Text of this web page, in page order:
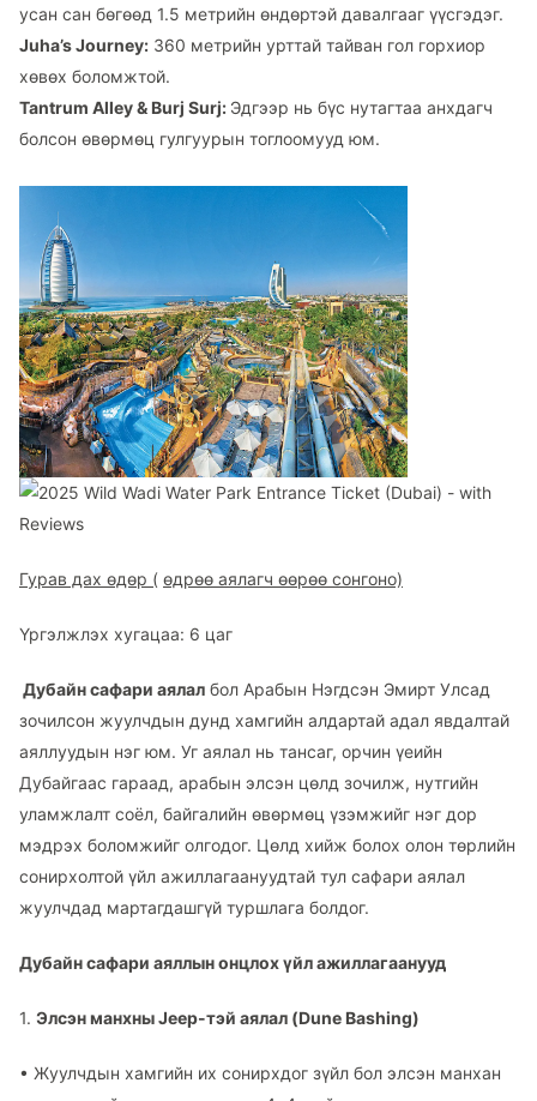
усан сан бөгөөд 1.5 метрийн өндөртэй давалгааг үүсгэдэг.
Juha’s Journey: 360 метрийн урттай тайван гол горхиор
хөвөх боломжтой.
Tantrum Alley & Burj Surj: Эдгээр нь бүс нутагтаа анхдагч
болсон өвөрмөц гулгуурын тоглоомууд юм.
Гурав дах өдөр ( өдрөө аялагч өөрөө сонгоно)
Үргэлжлэх хугацаа: 6 цаг
Дубайн сафари аялал бол Арабын Нэгдсэн Эмирт Улсад
зочилсон жуулчдын дунд хамгийн алдартай адал явдалтай
аяллуудын нэг юм. Уг аялал нь тансаг, орчин үеийн
Дубайгаас гараад, арабын элсэн цөлд зочилж, нутгийн
уламжлалт соёл, байгалийн өвөрмөц үзэмжийг нэг дор
мэдрэх боломжийг олгодог. Цөлд хийж болох олон төрлийн
сонирхолтой үйл ажиллагаануудтай тул сафари аялал
жуулчдад мартагдашгүй туршлага болдог.
Дубайн сафари аяллын онцлох үйл ажиллагаанууд
1. Элсэн манхны Jeep-тэй аялал (Dune Bashing)
• Жуулчдын хамгийн их сонирхдог зүйл бол элсэн манхан